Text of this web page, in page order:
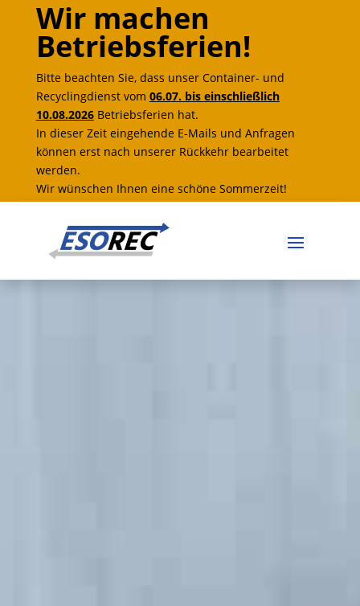
Wir machen
Betriebsferien!
Bitte beachten Sie, dass unser Container- und
Recyclingdienst vom 06.07. bis einschließlich
10.08.2026Betriebsferien hat.
In dieser Zeit eingehende E-Mails und Anfragen
können erst nach unserer Rückkehr bearbeitet
werden.
Wir wünschen Ihnen eine schöne Sommerzeit!